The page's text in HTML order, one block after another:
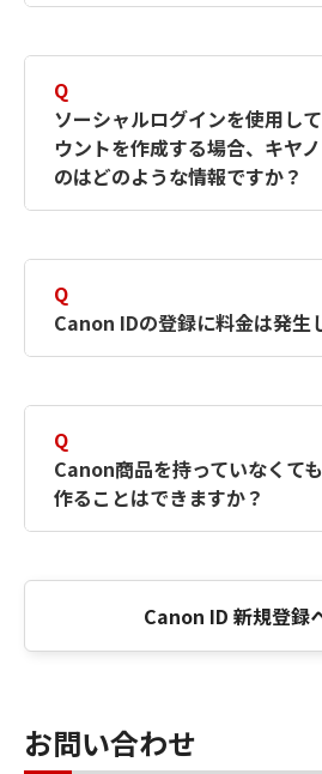
す。詳しい作成方法は【カ
何ですか？Canon IDの作
ださい。
Q
ソーシャルログインを使用し
ウントを作成する場合、キヤ
のはどのような情報ですか？
択したサービスから取得
簡単に作成できるように、
Canon IDの登録フォーム
Q
Canon IDの登録に料金は発生
Q
Canon商品を持っていなくて
作ることはできますか？
Canon ID 新規登録
お問い合わせ